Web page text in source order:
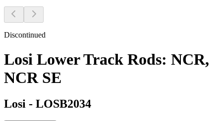
Discontinued
Losi Lower Track Rods: NCR,
NCR SE
Losi - LOSB2034